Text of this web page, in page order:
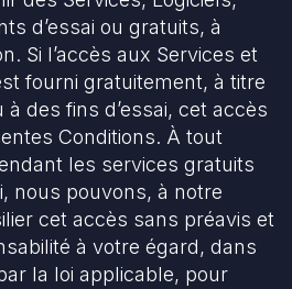
d’essai ou gratuits, à
Si l’accès aux Services et
fourni gratuitement, à titre
des fins d’essai, cet accès
Conditions. À tout
les services gratuits
nous pouvons, à notre
cet accès sans préavis et
à votre égard, dans
la loi applicable, pour